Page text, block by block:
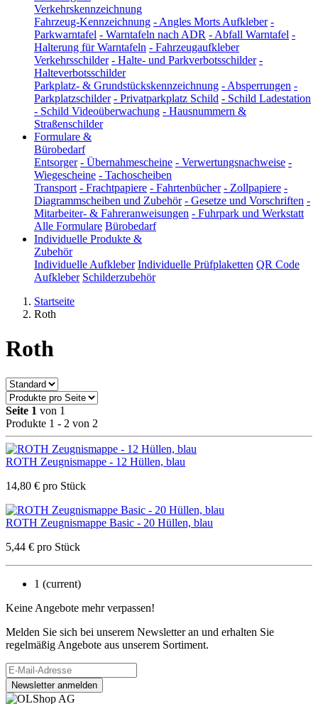
Verkehrskennzeichnung
Fahrzeug-Kennzeichnung - Angles Morts Aufkleber -
Parkwarntafel - Warntafeln nach ADR - Abfall Warntafel -
Halterung für Warntafeln - Fahrzeugaufkleber
Verkehrsschilder - Halte- und Parkverbotsschilder -
Halteverbotsschilder
Parkplatz- & Grundstückskennzeichnung - Absperrungen -
Parkplatzschilder - Privatparkplatz Schild - Schild Ladestation
- Schild Videoüberwachung - Hausnummern &
Straßenschilder
Formulare &
Bürobedarf
Entsorger - Übernahmescheine - Verwertungsnachweise -
Wiegescheine - Tachoscheiben
Transport - Frachtpapiere - Fahrtenbücher - Zollpapiere -
Diagrammscheiben und Zubehör - Gesetze und Vorschriften -
Mitarbeiter- & Fahreranweisungen - Fuhrpark und Werkstatt
Alle Formulare Bürobedarf
Individuelle Produkte &
Zubehör
Individuelle Aufkleber Individuelle Prüfplaketten QR Code
Aufkleber Schilderzubehör
Startseite
Roth
Roth
Seite 1 von 1
Produkte 1 - 2 von 2
ROTH Zeugnismappe - 12 Hüllen, blau
14,80 € pro Stück
ROTH Zeugnismappe Basic - 20 Hüllen, blau
5,44 € pro Stück
1 (current)
Keine Angebote mehr verpassen!
Melden Sie sich bei unserem Newsletter an und erhalten Sie
regelmäßig Angebote aus unserem Sortiment.
Newsletter anmelden